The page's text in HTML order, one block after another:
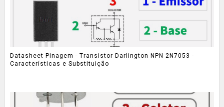
Datasheet Pinagem - Transistor Darlington NPN 2N7053 -
Características e Substituição